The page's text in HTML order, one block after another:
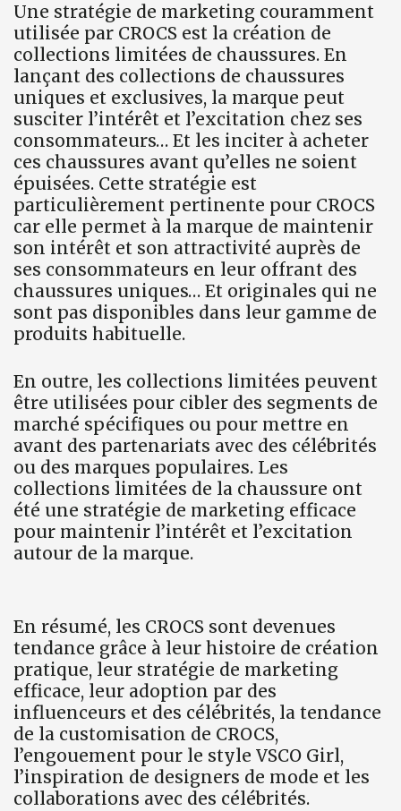
Une stratégie de marketing couramment
utilisée par CROCS est la création de
collections limitées de chaussures. En
lançant des collections de chaussures
uniques et exclusives, la marque peut
susciter l’intérêt et l’excitation chez ses
consommateurs… Et les inciter à acheter
ces chaussures avant qu’elles ne soient
épuisées. Cette stratégie est
particulièrement pertinente pour CROCS
car elle permet à la marque de maintenir
son intérêt et son attractivité auprès de
ses consommateurs en leur offrant des
chaussures uniques… Et originales qui ne
sont pas disponibles dans leur gamme de
produits habituelle.
En outre, les collections limitées peuvent
être utilisées pour cibler des segments de
marché spécifiques ou pour mettre en
avant des partenariats avec des célébrités
ou des marques populaires. Les
collections limitées de la chaussure ont
été une stratégie de marketing efficace
pour maintenir l’intérêt et l’excitation
autour de la marque.
En résumé, les CROCS sont devenues
tendance grâce à leur histoire de création
pratique, leur stratégie de marketing
efficace, leur adoption par des
influenceurs et des célébrités, la tendance
de la customisation de CROCS,
l’engouement pour le style VSCO Girl,
l’inspiration de designers de mode et les
collaborations avec des célébrités.